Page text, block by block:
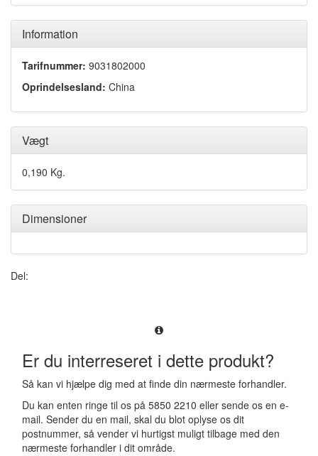
Information
Tarifnummer: 9031802000
Oprindelsesland: China
Vægt
0,190 Kg.
Dimensioner
Del:
Er du interreseret i dette produkt?
Så kan vi hjælpe dig med at finde din nærmeste forhandler.
Du kan enten ringe til os på 5850 2210 eller sende os en e-
mail. Sender du en mail, skal du blot oplyse os dit
postnummer, så vender vi hurtigst muligt tilbage med den
nærmeste forhandler i dit område.